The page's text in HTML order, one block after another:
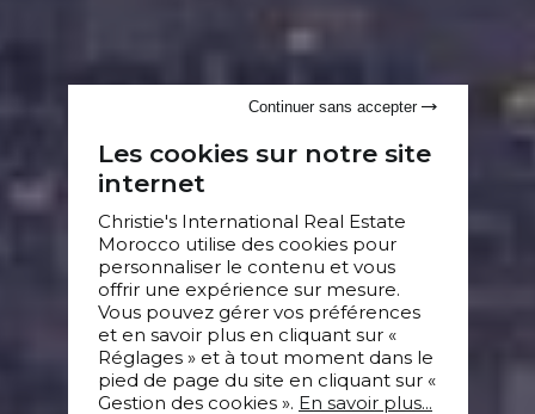
Les cookies sur notre site
internet
Christie's International Real Estate
Morocco utilise des cookies pour
personnaliser le contenu et vous
offrir une expérience sur mesure.
Vous pouvez gérer vos préférences
et en savoir plus en cliquant sur «
Réglages » et à tout moment dans le
pied de page du site en cliquant sur «
Gestion des cookies ». En savoir plus...
Continuer sans accepter